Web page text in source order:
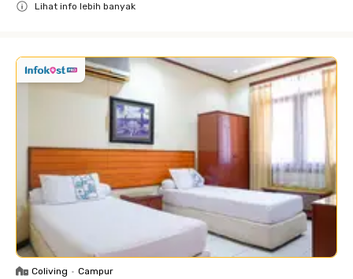
Lihat info lebih banyak
Coliving • Campur